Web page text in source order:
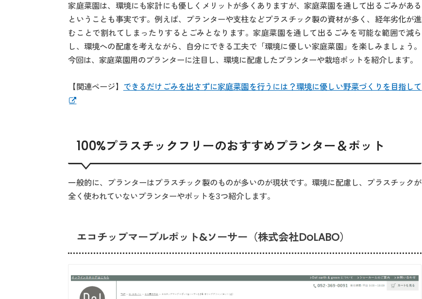
家庭菜園は、環境にも家計にも優しくメリットが多くありますが、家庭菜園を通して出るごみがある
ということも事実です。例えば、プランターや支柱などプラスチック製の資材が多く、経年劣化が進
むことで割れてしまったりするとごみとなります。家庭菜園を通して出るごみを可能な範囲で減ら
し、環境への配慮を考えながら、自分にできる工夫で「環境に優しい家庭菜園」を楽しみましょう。
今回は、家庭菜園用のプランターに注目し、環境に配慮したプランターや栽培ポットを紹介します。
【関連ページ】 できるだけごみを出さずに家庭菜園を行うには？環境に優しい野菜づくりを目指して
100%プラスチックフリーのおすすめプランター＆ポット
一般的に、プランターはプラスチック製のものが多いのが現状です。環境に配慮し、プラスチックが
全く使われていないプランターやポットを3つ紹介します。
エコチップマーブルポット&ソーサー（株式会社DoLABO）